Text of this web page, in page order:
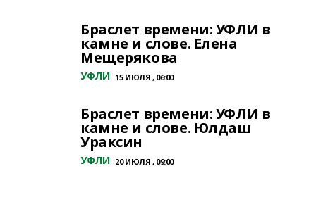
Браслет времени: УФЛИ в
камне и слове. Елена
Мещерякова
УФЛИ 15 ИЮЛЯ , 06:00
Браслет времени: УФЛИ в
камне и слове. Юлдаш
Ураксин
УФЛИ 20 ИЮЛЯ , 09:00